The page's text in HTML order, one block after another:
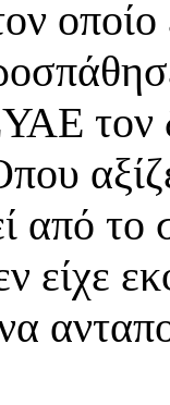
οποίο
τον
από
είχε